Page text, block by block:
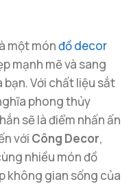
một mónđồ decor
mạnh mẽ và sang
Với chất liệu sắt
phong thủy
sẽ là điểm nhấn ấn
với Công Decor,
nhiều món đồ
không gian sống của